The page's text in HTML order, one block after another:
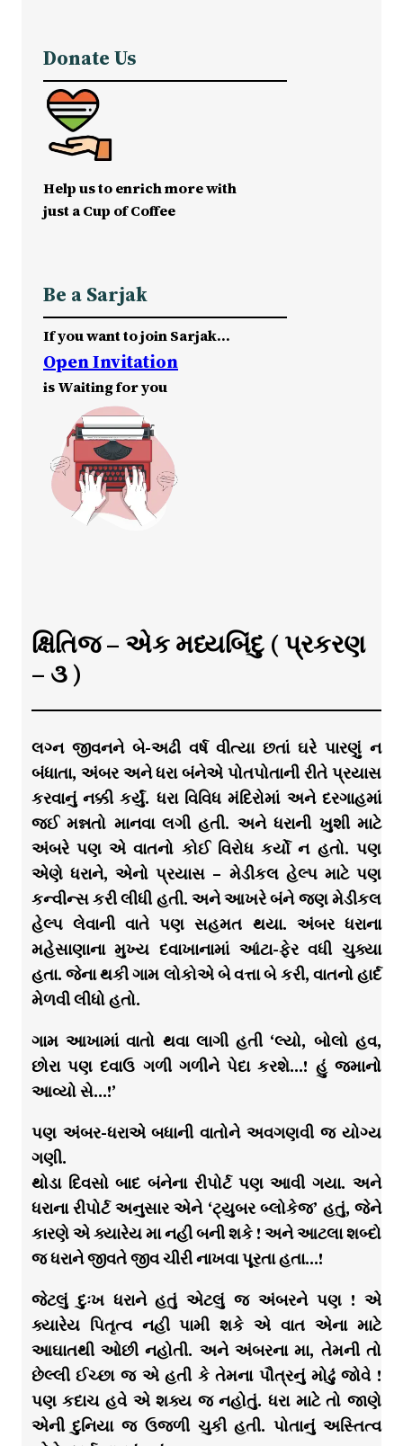
Donate Us
Help us to enrich more with
just a Cup of Coffee
Be a Sarjak
If you want to join Sarjak…
Open Invitation
is Waiting for you
ક્ષિતિજ – એક મધ્યબિંદુ ( પ્રકરણ
– ૩ )
લગ્ન જીવનને બે-અઢી વર્ષ વીત્યા છતાં ઘરે પારણું ન
બંધાતા, અંબર અને ધરા બંનેએ પોતપોતાની રીતે પ્રયાસ
કરવાનું નક્કી કર્યું. ધરા વિવિધ મંદિરોમાં અને દરગાહમાં
જઈ મન્નતો માનવા લગી હતી. અને ધરાની ખુશી માટે
અંબરે પણ એ વાતનો કોઈ વિરોધ કર્યો ન હતો. પણ
એણે ધરાને, એનો પ્રયાસ – મેડીકલ હેલ્પ માટે પણ
કન્વીન્સ કરી લીધી હતી. અને આખરે બંને જણ મેડીકલ
હેલ્પ લેવાની વાતે પણ સહમત થયા. અંબર ધરાના
મહેસાણાના મુખ્ય દવાખાનામાં આંટા-ફેર વધી ચુક્યા
હતા. જેના થકી ગામ લોકોએ બે વત્તા બે કરી, વાતનો હાર્દ
મેળવી લીધો હતો.
ગામ આખામાં વાતો થવા લાગી હતી ‘લ્યો, બોલો હવ,
છોરા પણ દવાઉ ગળી ગળીને પેદા કરશે…! હું જમાનો
આવ્યો સે…!’
પણ અંબર-ધરાએ બધાની વાતોને અવગણવી જ યોગ્ય
ગણી.
થોડા દિવસો બાદ બંનેના રીપોર્ટ પણ આવી ગયા. અને
ધરાના રીપોર્ટ અનુસાર એને ‘ટ્યુબર બ્લોકેજ’ હતું, જેને
કારણે એ ક્યારેય મા નહી બની શકે ! અને આટલા શબ્દો
જ ધરાને જીવતે જીવ ચીરી નાખવા પૂરતા હતા…!
જેટલું દુઃખ ધરાને હતું એટલું જ અંબરને પણ ! એ
ક્યારેય પિતૃત્વ નહી પામી શકે એ વાત એના માટે
આઘાતથી ઓછી નહોતી. અને અંબરના મા, તેમની તો
છેલ્લી ઈચ્છા જ એ હતી કે તેમના પૌત્રનું મોઢું જોવે !
પણ કદાચ હવે એ શક્ય જ નહોતું. ધરા માટે તો જાણે
એની દુનિયા જ ઉજળી ચુકી હતી. પોતાનું અસ્તિત્વ